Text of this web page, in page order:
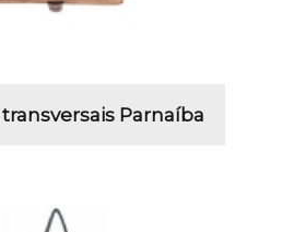
Parnaíba